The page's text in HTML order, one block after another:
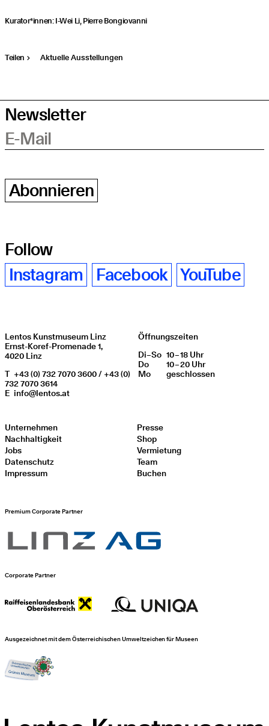
Kurator*innen: I‑Wei Li, Pierre Bongiovanni
Teilen Aktuelle Ausstellungen
Newsletter
E-Mail
Abonnieren
Follow
Instagram
Facebook YouTube
Lentos Kunstmuseum Linz
Ernst-Koref-Promenade 1,
4020 Linz
T +43 (0) 732 7070 3600 / +43 (0)
732 7070 3614
E info@lentos.at
Öffnungszeiten
WochentagÖffnungszeiten
Di–So 10 – 18 Uhr
Do
10 – 20 Uhr
Mo
geschlos­sen
Unternehmen
Nachhaltigkeit
Jobs
Datenschutz
Impressum
Presse
Shop
Vermietung
Team
Buchen
Premium Corporate Partner
Corporate Partner
Ausgezeichnet mit dem Österreichischen Umweltzeichen für Museen